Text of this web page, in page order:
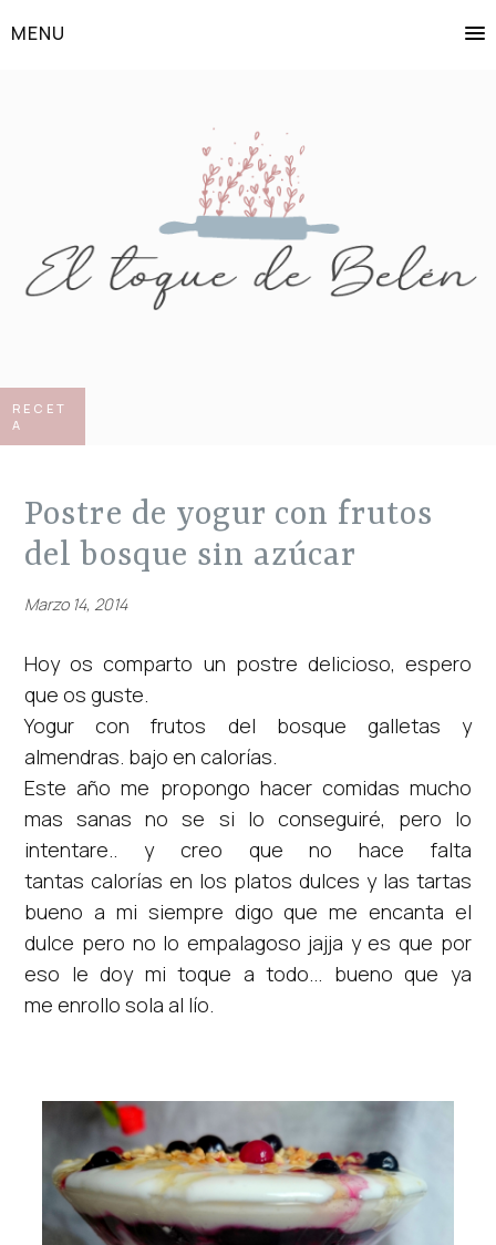
MENU
RECET
A
postre de yogur con frutos
del bosque sin azúcar
Marzo 14, 2014
Hoy os comparto un postre delicioso, espero
que os guste.
Yogur con frutos del bosque galletas y
almendras. bajo en calorías.
Este año me propongo hacer comidas mucho
mas sanas no se si lo conseguiré, pero lo
intentare.. y creo que no hace falta
tantas calorías en los platos dulces y las tartas
bueno a mi siempre digo que me encanta el
dulce pero no lo empalagoso jajja y es que por
eso le doy mi toque a todo... bueno que ya
me enrollo sola al lío.